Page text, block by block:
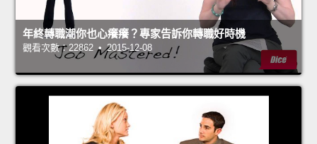
年終轉職潮你也心癢癢？專家告訴你轉職好時機
觀看次數：22862 • 2015-12-08